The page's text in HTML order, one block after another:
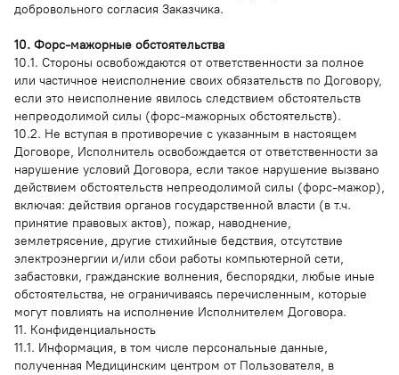
добровольного согласия Заказчика.
10. Форс-мажорные обстоятельства
10.1. Стороны освобождаются от ответственности за полное
или частичное неисполнение своих обязательств по Договору,
если это неисполнение явилось следствием обстоятельств
непреодолимой силы (форс-мажорных обстоятельств).
10.2. Не вступая в противоречие с указанным в настоящем
Договоре, Исполнитель освобождается от ответственности за
нарушение условий Договора, если такое нарушение вызвано
действием обстоятельств непреодолимой силы (форс-мажор),
включая: действия органов государственной власти (в т.ч.
принятие правовых актов), пожар, наводнение,
землетрясение, другие стихийные бедствия, отсутствие
электроэнергии и/или сбои работы компьютерной сети,
забастовки, гражданские волнения, беспорядки, любые иные
обстоятельства, не ограничиваясь перечисленным, которые
могут повлиять на исполнение Исполнителем Договора.
11. Конфиденциальность
11.1. Информация, в том числе персональные данные,
полученная Медицинским центром от Пользователя, в